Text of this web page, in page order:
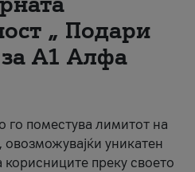
„ Подари
за А1 Алфа
го поместува лимитот на
уникатен
преку своето